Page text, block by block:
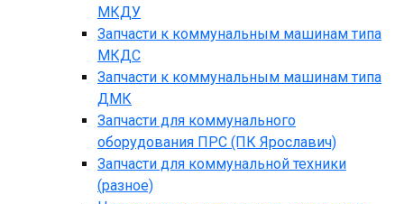
МКДУ
Запчасти к коммунальным машинам типа
МКДС
Запчасти к коммунальным машинам типа
ДМК
Запчасти для коммунального
оборудования ПРС (ПК Ярославич)
Запчасти для коммунальной техники
(разное)